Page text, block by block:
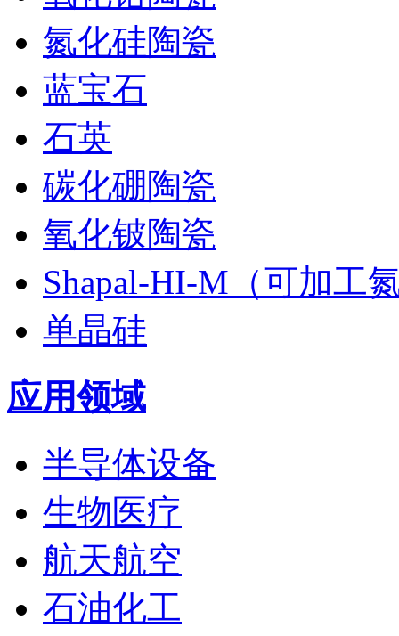
氮化硅陶瓷
蓝宝石
石英
碳化硼陶瓷
氧化铍陶瓷
Shapal-HI-M（可加工
单晶硅
应用领域
半导体设备
生物医疗
航天航空
石油化工